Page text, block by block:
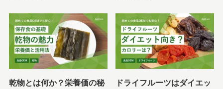
乾物とは何か？栄養価の秘
ドライフルーツはダイエッ